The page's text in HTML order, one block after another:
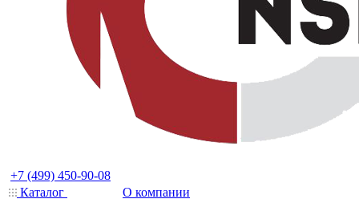
+7 (499) 450-90-08
Каталог
О компании